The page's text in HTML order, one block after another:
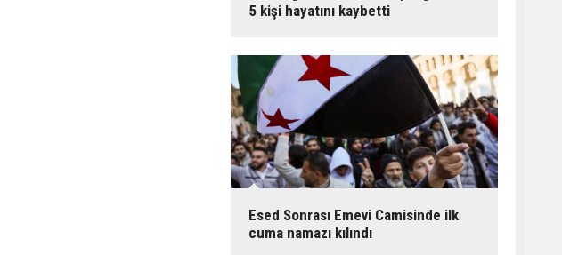
5 kişi hayatını kaybetti
Esed Sonrası Emevi Camisinde ilk
cuma namazı kılındı